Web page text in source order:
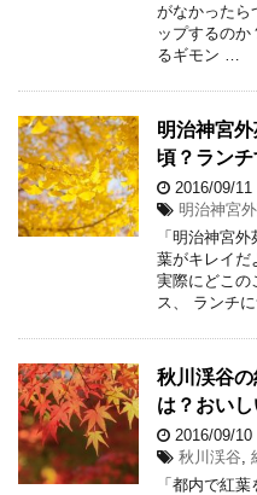
がなかったら
ップするの
るギモン …
明治神宮
頃？ランチ
2016/09/11
明治神宮
「明治神宮
葉がキレイだ
実際にどこの
ス、 ランチ
秋川渓谷
は？おい
2016/09/10
秋川渓谷
「都内で紅